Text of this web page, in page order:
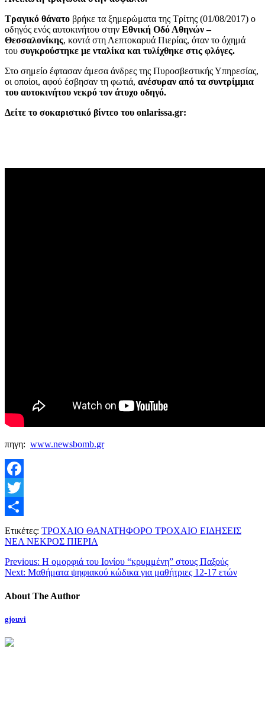
Τραγικό θάνατο βρήκε τα ξημερώματα της Τρίτης (01/08/2017) ο
οδηγός ενός αυτοκινήτου στην Εθνική Οδό Αθηνών –
Θεσσαλονίκης, κοντά στη Λεπτοκαρυά Πιερίας, όταν το όχημά
του συγκρούστηκε με νταλίκα και τυλίχθηκε στις φλόγες.
Στο σημείο έφτασαν άμεσα άνδρες της Πυροσβεστικής Υπηρεσίας,
οι οποίοι, αφού έσβησαν τη φωτιά, ανέσυραν από τα συντρίμμια
του αυτοκινήτου νεκρό τον άτυχο οδηγό.
Δείτε το σοκαριστικό βίντεο του onlarissa.gr:
πηγη: www.newsbomb.gr
Facebook
Twitter
Μοιραστείτε
Ετικέτες: ΤΡΟΧΑΙΟ ΘΑΝΑΤΗΦΟΡΟ ΤΡΟΧΑΙΟ ΕΙΔΗΣΕΙΣ
ΝΕΑ ΝΕΚΡΟΣ ΠΙΕΡΙΑ
Previous: Η ομορφιά του Ιονίου “κρυμμένη” στους Παξούς
Next: Μαθήματα ψηφιακού κώδικα για μαθήτριες 12-17 ετών
About The Author
gjouvi